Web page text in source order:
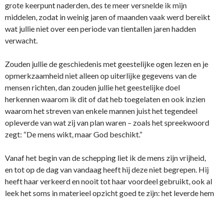
grote keerpunt naderden, des te meer versnelde ik mijn
middelen, zodat in weinig jaren of maanden vaak werd bereikt
wat jullie niet over een periode van tientallen jaren hadden
verwacht.
Zouden jullie de geschiedenis met geestelijke ogen lezen en je
opmerkzaamheid niet alleen op uiterlijke gegevens van de
mensen richten, dan zouden jullie het geestelijke doel
herkennen waarom ik dit of dat heb toegelaten en ook inzien
waarom het streven van enkele mannen juist het tegendeel
opleverde van wat zij van plan waren – zoals het spreekwoord
zegt: “De mens wikt, maar God beschikt.”
Vanaf het begin van de schepping liet ik de mens zijn vrijheid,
en tot op de dag van vandaag heeft hij deze niet begrepen. Hij
heeft haar verkeerd en nooit tot haar voordeel gebruikt, ook al
leek het soms in materieel opzicht goed te zijn: het leverde hem